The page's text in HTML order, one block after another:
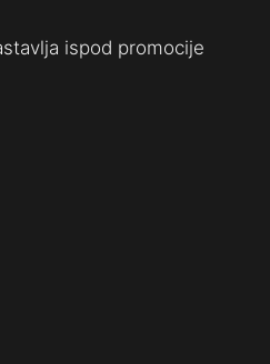
ispod promocije